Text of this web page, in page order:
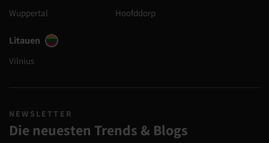
Wuppertal Hoofddorp
Litauen
Vilnius
NEWSLETTER
Die neuesten Trends & Blogs